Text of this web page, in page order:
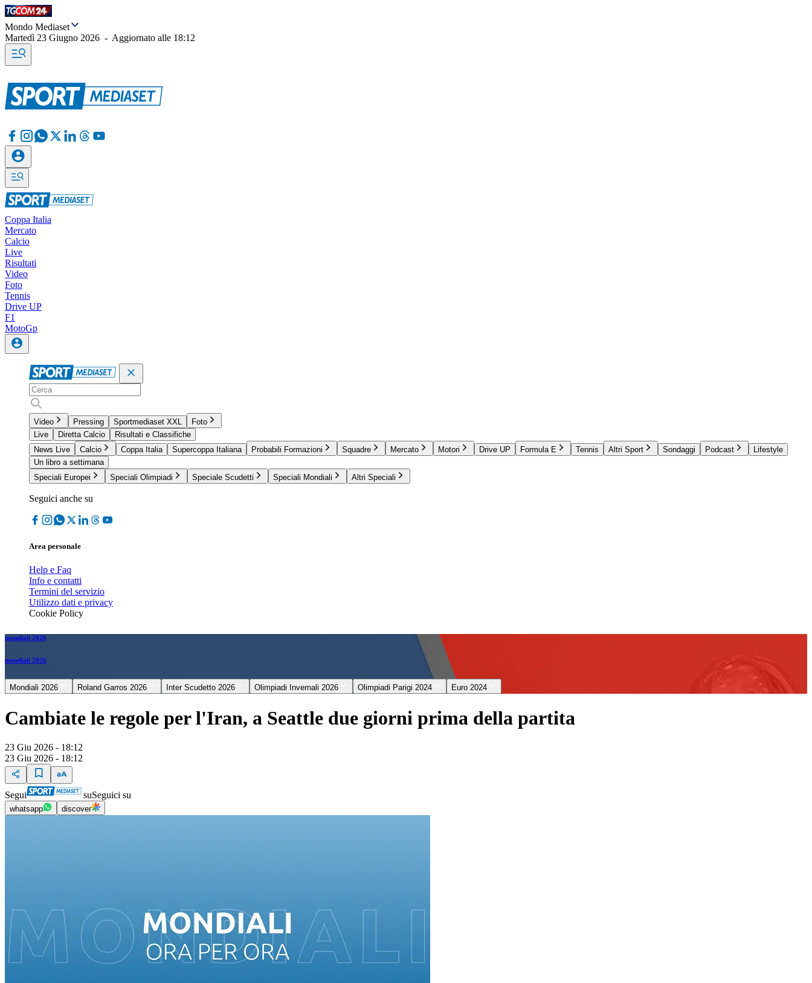
Mondo Mediaset
Martedì 23 Giugno 2026 - Aggiornato alle 18:12
Coppa Italia
Mercato
Calcio
Live
Risultati
Video
Foto
Tennis
Drive UP
F1
MotoGp
Video Pressing Sportmediaset XXL
Foto
Live
Diretta Calcio
Risultati e Classifiche
News Live
Calcio Coppa Italia Supercoppa Italiana Probabili Formazioni Squadre Mercato Motori Drive UP Formula E Tennis Altri Sport Sondaggi Podcast
Lifestyle
Un libro a settimana
Speciali Europei
Speciali Olimpiadi Speciale Scudetti Speciali Mondiali Altri Speciali
Seguici anche su
Area personale
Help e Faq
Info e contatti
Termini del servizio
Utilizzo dati e privacy
Cookie Policy
mondiali 2026
mondiali 2026
Mondiali 2026 Roland Garros 2026 Inter Scudetto 2026 Olimpiadi Invernali 2026 Olimpiadi Parigi 2024 Euro 2024
Cambiate le regole per l'Iran, a Seattle due giorni prima della partita
23 Giu 2026 - 18:12
23 Giu 2026 - 18:12
Segui suSeguici su
whatsapp discover